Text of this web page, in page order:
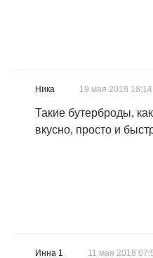
Ника 19 мая 2018 18:14
Такие бутерброды,
вкусно, просто и
Инна 1 11 мая 2018